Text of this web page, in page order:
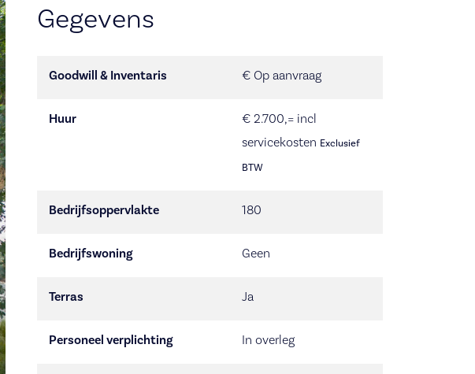
Gegevens
Goodwill & Inventaris € Op aanvraag
Huur
€ 2.700,= incl
servicekosten Exclusief
BTW
Bedrijfsoppervlakte 180
Bedrijfswoning Geen
Terras Ja
Personeel verplichting In overleg